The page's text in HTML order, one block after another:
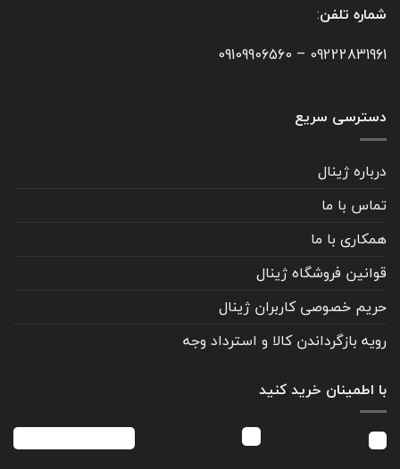
شماره تلفن:
09222831961
–
09109906560
دسترسی سریع
درباره ژینال
تماس با ما
همکاری با ما
قوانین فروشگاه ژینال
حریم خصوصی کاربران ژینال
رویه بازگرداندن کالا و استرداد وجه
با اطمینان خرید کنید